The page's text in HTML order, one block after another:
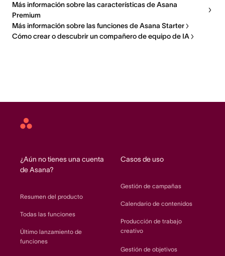
Más información sobre las características de Asana
Premium
Más información sobre las funciones de Asana Starter
Cómo crear o descubrir un compañero de equipo de IA
Asana
¿Aún no tienes una cuenta
de Asana?
Resumen del producto
Todas las funciones
Último lanzamiento de
funciones
Casos de uso
Gestión de campañas
Calendario de contenidos
Producción de trabajo
creativo
Gestión de objetivos